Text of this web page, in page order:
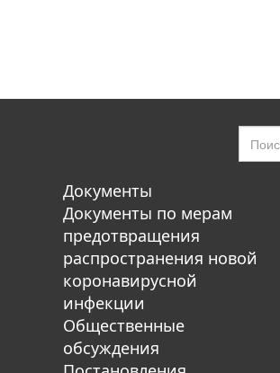
Документы
Документы по мерам
предотвращения
распространения новой
коронавирусной
инфекции
Общественные
обсуждения